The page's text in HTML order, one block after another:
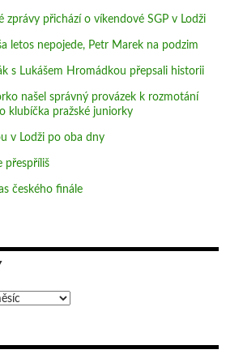
zprávy přichází o víkendové SGP v Lodži
letos nepojede, Petr Marek na podzim
s Lukášem Hromádkou přepsali historii
našel správný provázek k rozmotání
klubíčka pražské juniorky
v Lodži po oba dny
přespříliš
českého finále